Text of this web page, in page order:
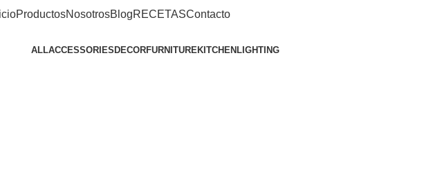
ProductosNosotrosBlogRECETASContacto
ALLACCESSORIES DECORFURNITUREKITCHEN LIGHTING